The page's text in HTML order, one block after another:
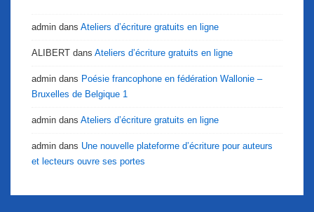
admin dans Ateliers d’écriture gratuits en ligne
ALIBERT dans Ateliers d’écriture gratuits en ligne
admin dans Poésie francophone en fédération Wallonie –
Bruxelles de Belgique 1
admin dans Ateliers d’écriture gratuits en ligne
admin dans Une nouvelle plateforme d’écriture pour auteurs
et lecteurs ouvre ses portes